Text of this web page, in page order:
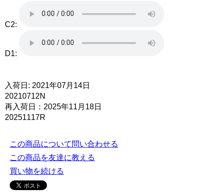
C2:
D1:
入荷日: 2021年07月14日
20210712N
再入荷日：2025年11月18日
20251117R
この商品について問い合わせる
この商品を友達に教える
買い物を続ける